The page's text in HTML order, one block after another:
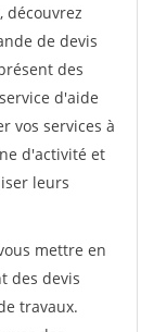
découvrez
de devis
des
d'aide
vos services à
d'activité et
leurs
mettre en
des devis
travaux.